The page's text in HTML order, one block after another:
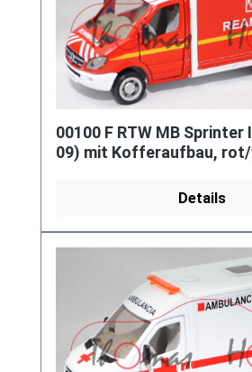
00100 F RTW MB Sprinter
09) mit Kofferaufbau,
Details